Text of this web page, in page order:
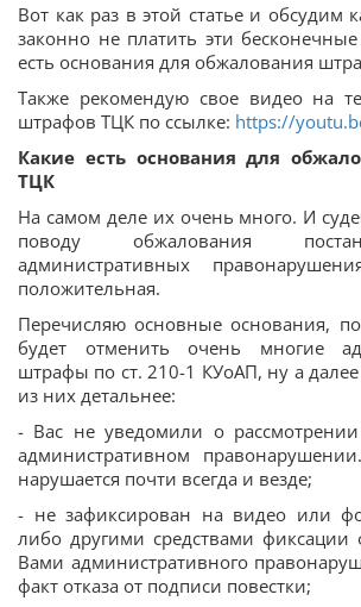
Вот как раз в этой статье и обсудим
законно не платить эти
есть основания для обжалования
Также рекомендую свое видео на
штрафов ТЦК по ссылке: https://
Какие есть основания для
ТЦК
На самом деле их очень много. И
поводу обжалования
административных
положительная.
Перечисляю основные основания,
будет отменить очень многие
штрафы по ст. 210-1 КУоАП, ну а
из них детальнее:
- Вас не уведомили о
административном
нарушается почти всегда и везде;
- не зафиксирован на видео или
либо другими средствами фиксации
Вами административного
факт отказа от подписи повестки;